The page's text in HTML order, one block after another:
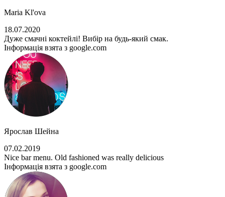
Maria Kl'ova
18.07.2020
Дуже смачні коктейлі! Вибір на будь-який смак.
Інформація взята з google.com
Ярослав Шейна
07.02.2019
Nice bar menu. Old fashioned was really delicious
Інформація взята з google.com